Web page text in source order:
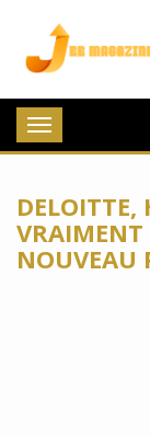
Toggle
navigation
DELOITTE,
NOUVEAU